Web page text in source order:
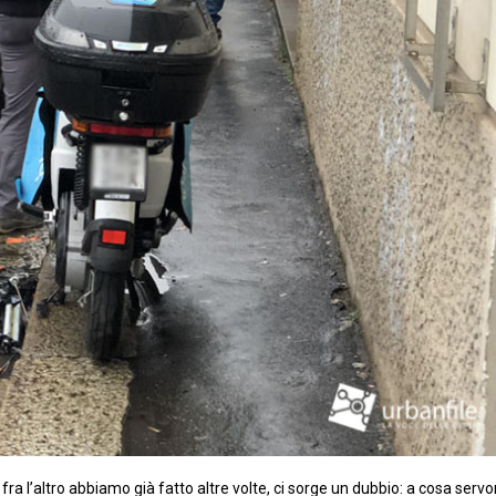
l’altro abbiamo già fatto altre volte, ci sorge un dubbio: a cosa